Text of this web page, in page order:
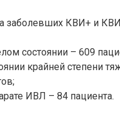
заболевших КВИ+ и
состоянии – 609
крайней степени
ИВЛ – 84 пациента.